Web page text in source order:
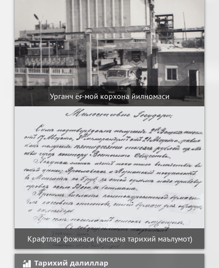
Урганч ёғ-мой корхона йилномаси
Крафтлар фожиаси (қисқача тарихий маълумот)
Тарихий далиллар